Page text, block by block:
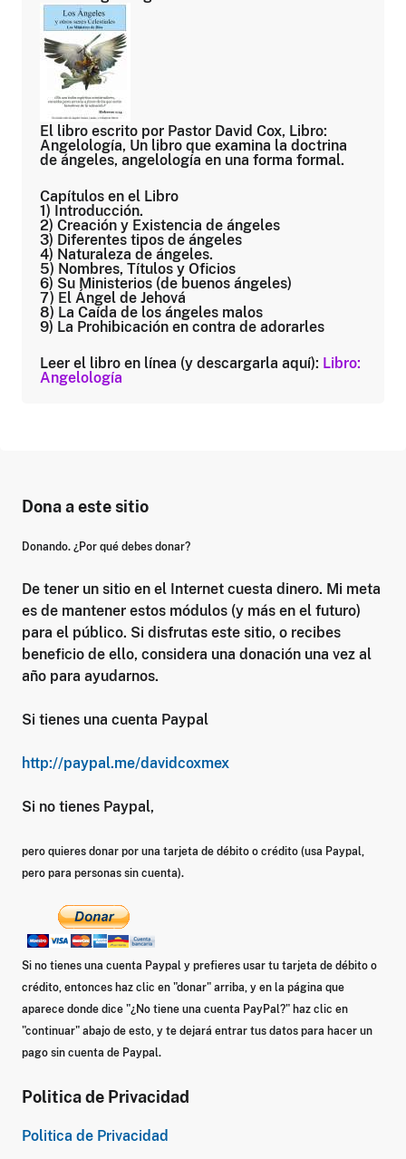
El libro escrito por Pastor David Cox, Libro:
Angelología, Un libro que examina la doctrina
de ángeles, angelología en una forma formal.
Capítulos en el Libro
1) Introducción.
2) Creación y Existencia de ángeles
3) Diferentes tipos de ángeles
4) Naturaleza de ángeles.
5) Nombres, Títulos y Oficios
6) Su Ministerios (de buenos ángeles)
7) El Ángel de Jehová
8) La Caída de los ángeles malos
9) La Prohibicación en contra de adorarles
Leer el libro en línea (y descargarla aquí): Libro:
Angelología
Dona a este sitio
Donando. ¿Por qué debes donar?
De tener un sitio en el Internet cuesta dinero. Mi meta
es de mantener estos módulos (y más en el futuro)
para el público. Si disfrutas este sitio, o recibes
beneficio de ello, considera una donación una vez al
año para ayudarnos.
Si tienes una cuenta Paypal
http://paypal.me/davidcoxmex
Si no tienes Paypal,
pero quieres donar por una tarjeta de débito o crédito (usa Paypal,
pero para personas sin cuenta).
Si no tienes una cuenta Paypal y prefieres usar tu tarjeta de débito o
crédito, entonces haz clic en "donar" arriba, y en la página que
aparece donde dice "¿No tiene una cuenta PayPal?" haz clic en
"continuar" abajo de esto, y te dejará entrar tus datos para hacer un
pago sin cuenta de Paypal.
Politica de Privacidad
Politica de Privacidad